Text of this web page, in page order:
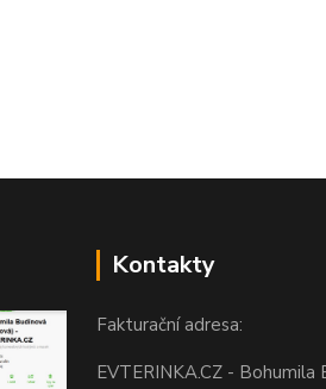
Kontakty
Fakturační adresa:
EVTERINKA.CZ - Bohumila